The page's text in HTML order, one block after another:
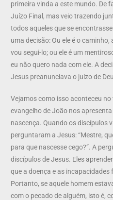
primeira vinda a este mundo. De
Juízo Final, mas veio trazendo
todos aqueles que se
uma decisão: Ou ele é o caminho,
vou segui-lo; ou ele é um
eu não quero nada com ele. A
Jesus preanunciava o juízo de
Vejamos como isso aconteceu
evangelho de João nos
nascença. Quando os discípulos
perguntaram a Jesus: “Mestre,
para que nascesse cego?”. A
discípulos de Jesus. Eles
que a doença e as
Portanto, se aquele homem
com o pecado de alguém, isto é,